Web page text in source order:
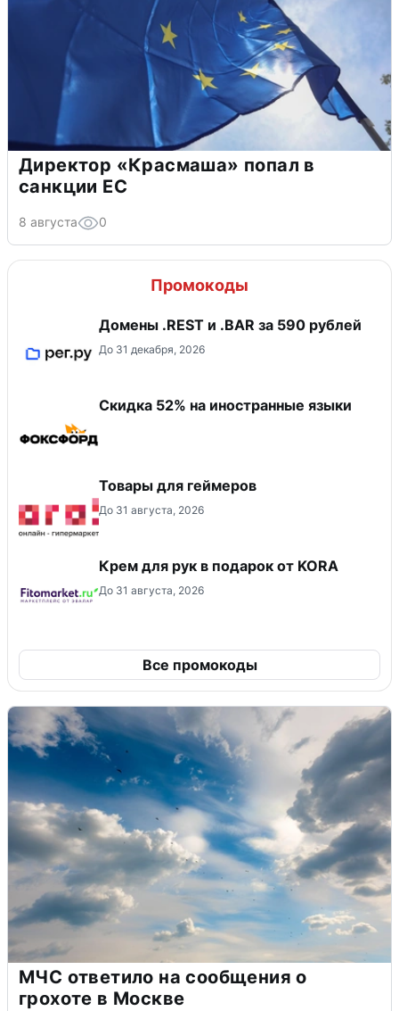
Директор «Красмаша» попал в
санкции ЕС
8 августа 0
Промокоды
Домены .REST и .BAR за 590 рублей
До 31 декабря, 2026
Скидка 52% на иностранные языки
Товары для геймеров
До 31 августа, 2026
Крем для рук в подарок от KORA
До 31 августа, 2026
Все промокоды
МЧС ответило на сообщения о
грохоте в Москве